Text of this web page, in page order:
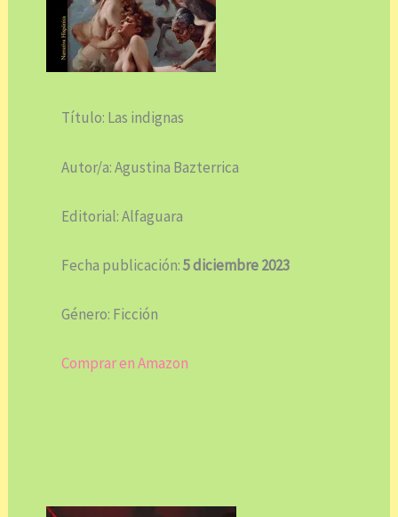
Título: Las indignas
Autor/a: Agustina Bazterrica
Editorial: Alfaguara
Fecha publicación:5 diciembre 2023
Género: Ficción
Comprar en Amazon